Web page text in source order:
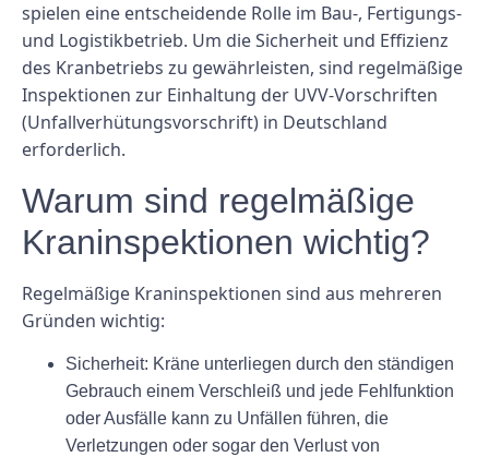
spielen eine entscheidende Rolle im Bau-, Fertigungs-
und Logistikbetrieb. Um die Sicherheit und Effizienz
des Kranbetriebs zu gewährleisten, sind regelmäßige
Inspektionen zur Einhaltung der UVV-Vorschriften
(Unfallverhütungsvorschrift) in Deutschland
erforderlich.
Warum sind regelmäßige
Kraninspektionen wichtig?
Regelmäßige Kraninspektionen sind aus mehreren
Gründen wichtig:
Sicherheit: Kräne unterliegen durch den ständigen
Gebrauch einem Verschleiß und jede Fehlfunktion
oder Ausfälle kann zu Unfällen führen, die
Verletzungen oder sogar den Verlust von